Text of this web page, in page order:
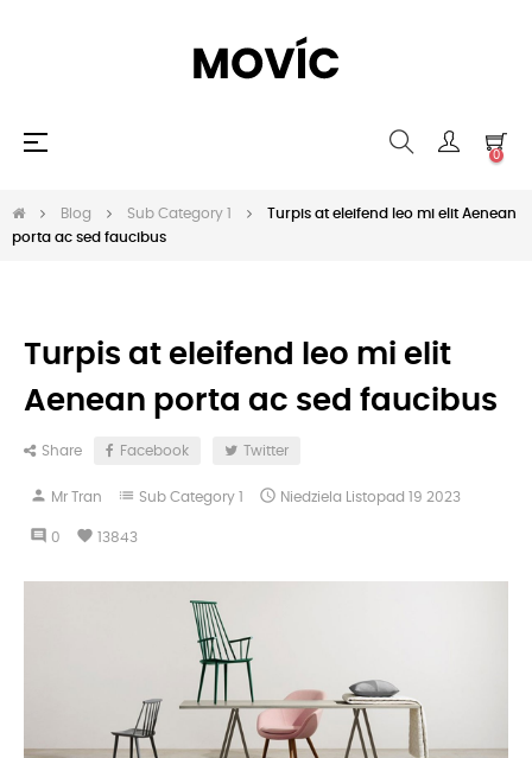
Toggle
☰
0
Blog Sub Category 1
Turpis at eleifend leo mi elit Aenean
porta ac sed faucibus
Turpis at eleifend leo mi elit
Aenean porta ac sed faucibus
Share Facebook Twitter
person Mr Tran list Sub Category 1  Niedziela Listopad 19 2023
comment 0 favorite 13843